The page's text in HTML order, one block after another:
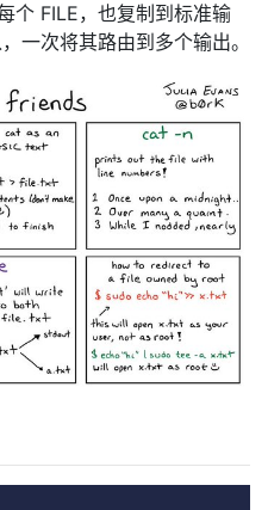
个 FILE，也复制到标准输
一次将其路由到多个输出。